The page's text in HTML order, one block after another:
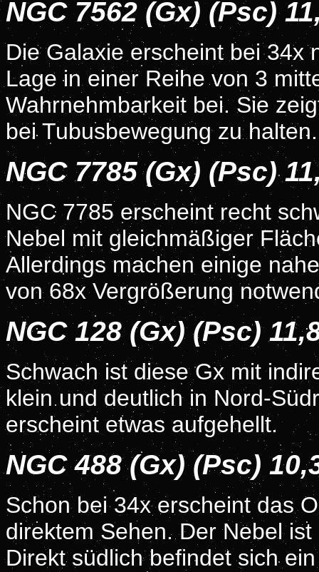
NGC 7562 (Gx) (Psc)
Die Galaxie erscheint bei 34x
Lage in einer Reihe von 3
Wahrnehmbarkeit bei. Sie
bei Tubusbewegung zu halten.
NGC 7785 (Gx) (Psc)
NGC 7785 erscheint recht
Nebel mit gleichmäßiger
Allerdings machen einige
von 68x Vergrößerung
NGC 128 (Gx) (Psc)
Schwach ist diese Gx mit
klein und deutlich in Nord-
erscheint etwas aufgehellt.
NGC 488 (Gx) (Psc)
Schon bei 34x erscheint das
direktem Sehen. Der Nebel
Direkt südlich befindet sich